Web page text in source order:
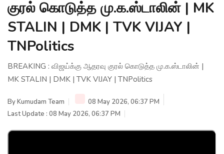
குரல் கொடுத்த மு.க.ஸ்டாலின் | MK
STALIN | DMK | TVK VIJAY |
TNPolitics
BREAKING : விஜய்க்கு ஆதரவு குரல் கொடுத்த மு.க.ஸ்டாலின் |
MK STALIN | DMK | TVK VIJAY | TNPolitics
ByKumudam Team
08 May 2026, 06:37 PM
Last Update : 08 May 2026, 06:37 PM